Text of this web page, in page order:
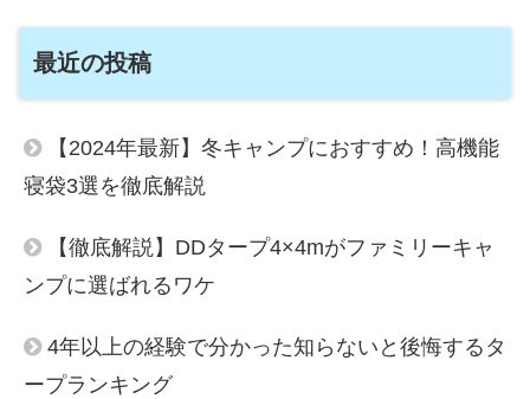
最近の投稿
【2024年最新】冬キャンプにおすすめ！高機能
寝袋3選を徹底解説
【徹底解説】DDタープ4×4mがファミリーキャ
ンプに選ばれるワケ
4年以上の経験で分かった知らないと後悔するタ
ープランキング